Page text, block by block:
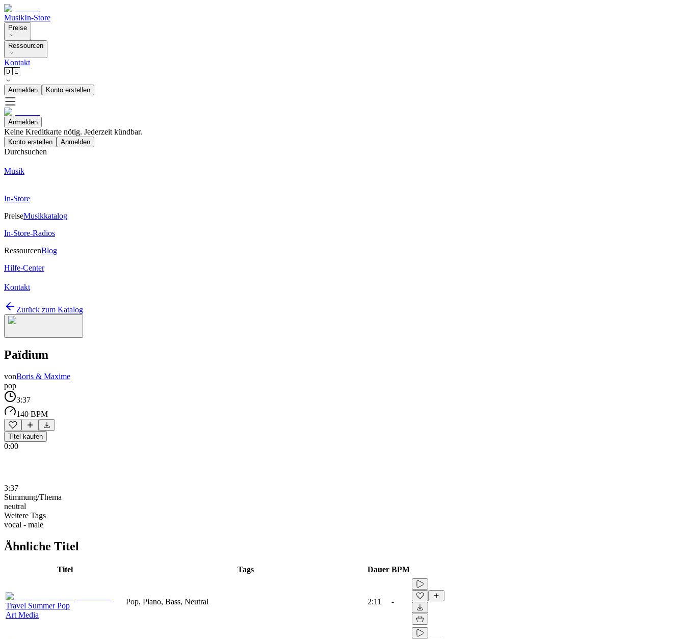
MusikIn-Store
Preise
Ressourcen
Kontakt
🇩🇪
Anmelden Konto erstellen
Anmelden
Keine Kreditkarte nötig. Jederzeit kündbar.
Konto erstellen Anmelden
Durchsuchen
Musik
In-Store
PreiseMusikkatalog
In-Store-Radios
RessourcenBlog
Hilfe-Center
Kontakt
Zurück zum Katalog
Païdium
vonBoris & Maxime
pop
3:37
140 BPM
Titel kaufen
0:00
3:37
Stimmung/Thema
neutral
Weitere Tags
vocal - male
Ähnliche Titel
Titel Tags Dauer BPM
Travel Summer Pop
Art Media
Pop, Piano, Bass, Neutral 2:11 -